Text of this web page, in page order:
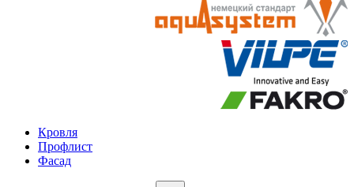
Кровля
Профлист
Фасад